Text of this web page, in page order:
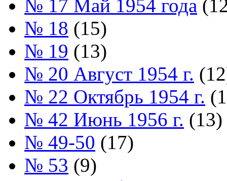
№ 17 Май 1954 года
№ 18 (15)
№ 19 (13)
№ 20 Август 1954 г.
№ 22 Октябрь 1954 г.
№ 42 Июнь 1956 г. (13)
№ 49-50 (17)
№ 53 (9)